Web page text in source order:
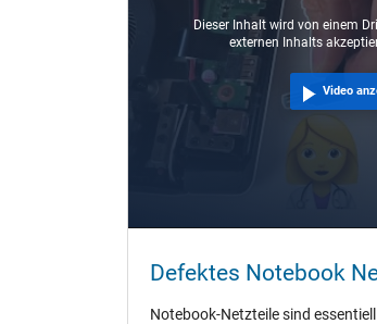
Länge Anschlusskabel (m) (ca.)
Länge / Breite / Höhe
Dieser Inhalt wird von einem
externen Inhalts
Video
Defektes Notebook
Notebook-Netzteile sind